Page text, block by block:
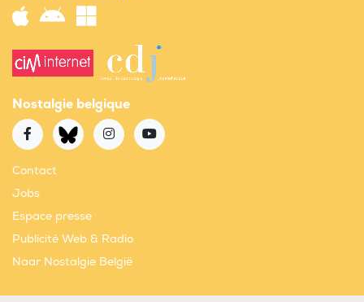
Nostalgie belgique
Contact
Jobs
Espace presse
Publicité Web & Radio
Naar Nostalgie België